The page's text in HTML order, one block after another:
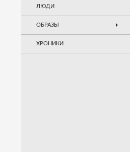
ЛЮДИ
ОБРАЗЫ
ХРОНИКИ